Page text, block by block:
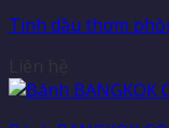
Tinh dầu thơm